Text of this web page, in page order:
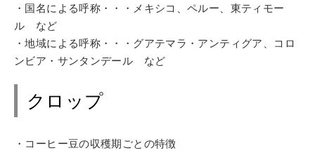
・国名による呼称・・・メキシコ、ペルー、東ティモー
ル など
・地域による呼称・・・グアテマラ・アンティグア、コロ
ンビア・サンタンデール など
クロップ
・コーヒー豆の収穫期ごとの特徴